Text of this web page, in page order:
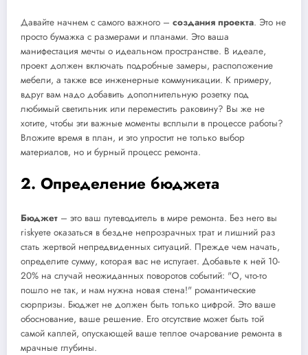
Давайте начнем с самого важного – создания проекта. Это не
просто бумажка с размерами и планами. Это ваша
манифестация мечты о идеальном пространстве. В идеале,
проект должен включать подробные замеры, расположение
мебели, а также все инженерные коммуникации. К примеру,
вдруг вам надо добавить дополнительную розетку под
любимый светильник или переместить раковину? Вы же не
хотите, чтобы эти важные моменты всплыли в процессе работы?
Вложите время в план, и это упростит не только выбор
материалов, но и бурный процесс ремонта.
2. Определение бюджета
Бюджет – это ваш путеводитель в мире ремонта. Без него вы
riskуете оказаться в бездне непрозрачных трат и лишний раз
стать жертвой непредвиденных ситуаций. Прежде чем начать,
определите сумму, которая вас не испугает. Добавьте к ней 10-
20% на случай неожиданных поворотов событий: "О, что-то
пошло не так, и нам нужна новая стена!" романтические
сюрпризы. Бюджет не должен быть только цифрой. Это ваше
обоснование, ваше решение. Его отсутствие может быть той
самой каплей, опускающей ваше теплое очарование ремонта в
мрачные глубины.